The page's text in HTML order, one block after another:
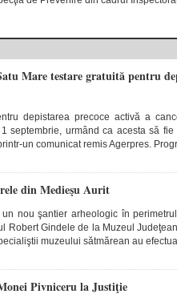
Mare testare gratuită pentru
depistarea precoce activă a
septembrie, urmând ca acesta să
un comunicat remis Agerpres.
din Medieşu Aurit
nou şantier arheologic în
Robert Gindele de la Muzeul
muzeului sătmărean au
Pivniceru la Justiţie